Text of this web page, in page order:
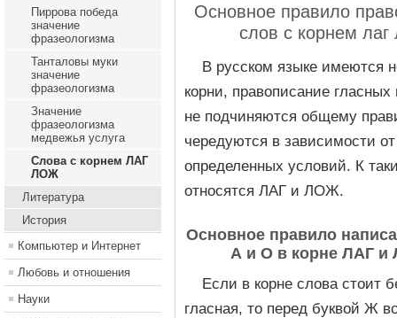
Пиррова победа
значение
фразеологизма
Танталовы муки
значение
фразеологизма
Значение
фразеологизма
медвежья услуга
Слова с корнем ЛАГ
ЛОЖ
Литература
История
Компьютер и Интернет
Любовь и отношения
Науки
Основное правило
слов с корнем лаг
В русском языке имеются
корни, правописание гласных
не подчиняются общему
чередуются в зависимости от
определенных условий. К
относятся ЛАГ и ЛОЖ.
Основное правило
А и О в корне ЛАГ
Если в корне слова стоит
гласная, то перед буквой Ж